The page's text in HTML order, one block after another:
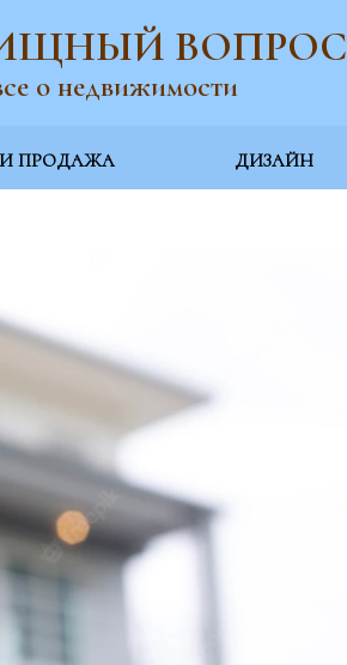
ВОПРОС
о недвижимости
ПРОДАЖА ДИЗАЙН